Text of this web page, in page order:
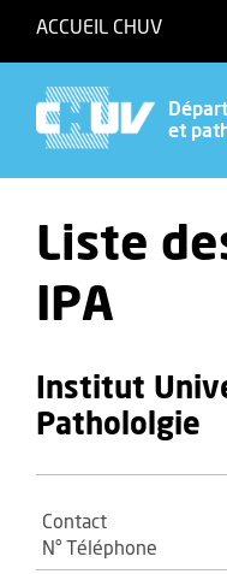
ACCUEIL CHUV
et
Liste
IPA
Institut
Pathololgie
Contact
N° Téléphone